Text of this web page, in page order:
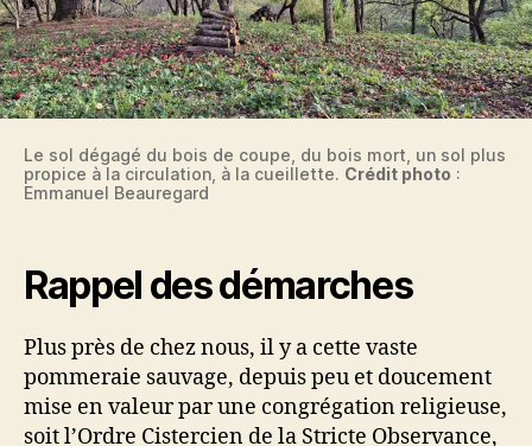
Le sol dégagé du bois de coupe, du bois mort, un sol plus
propice à la circulation, à la cueillette. Crédit photo :
Emmanuel Beauregard
Rappel des démarches
Plus près de chez nous, il y a cette vaste
pommeraie sauvage, depuis peu et doucement
mise en valeur par une congrégation religieuse,
soit l’Ordre Cistercien de la Stricte Observance,